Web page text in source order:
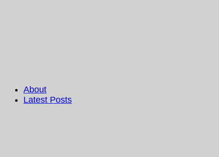
About
Latest Posts